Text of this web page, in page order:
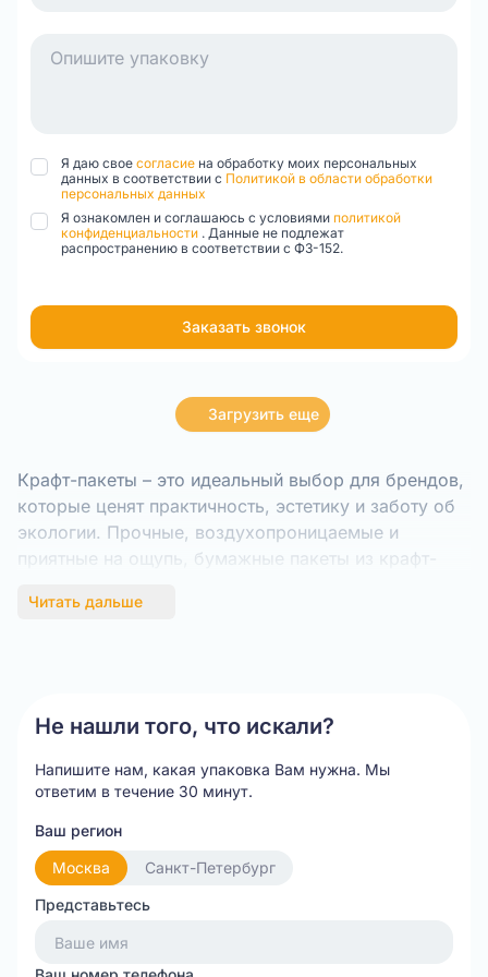
Я даю свое согласие на обработку моих персональных
данных в соответствии с Политикой в области обработки
персональных данных
Я ознакомлен и соглашаюсь с условиями политикой
конфиденциальности . Данные не подлежат
распространению в соответствии с ФЗ-152.
Заказать звонок
Загрузить еще
Крафт-пакеты – это идеальный выбор для брендов,
которые ценят практичность, эстетику и заботу об
экологии. Прочные, воздухопроницаемые и
приятные на ощупь, бумажные пакеты из крафт-
и подчеркивают ответственное отношение компании
Основные преимущества пакетов из крафт-
бумаги:
длинноволокнистой целлюлозы позволяет
пакетам выдерживать значительные нагрузки,
сопоставимые с пластиковыми аналогами.
Материал устойчив к разрывам, проколам и
износу.
Читать дальше
Не нашли того, что искали?
Напишите нам, какая упаковка Вам нужна. Мы
ответим в течение 30 минут.
Ваш регион
Москва
Санкт-Петербург
Представьтесь